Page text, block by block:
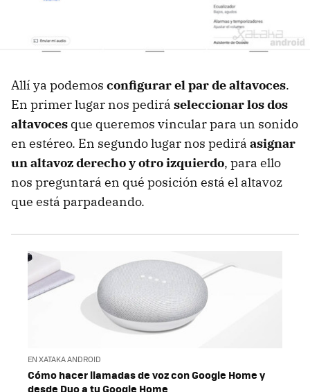
Allí ya podemos configurar el par de altavoces.
En primer lugar nos pedirá seleccionar los dos
altavoces que queremos vincular para un sonido
en estéreo. En segundo lugar nos pedirá asignar
un altavoz derecho y otro izquierdo, para ello
nos preguntará en qué posición está el altavoz
que está parpadeando.
EN XATAKA ANDROID
Cómo hacer llamadas de voz con Google Home y
desde Duo a tu Google Home